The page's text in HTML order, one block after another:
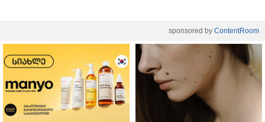
sponsored by ContentRoom